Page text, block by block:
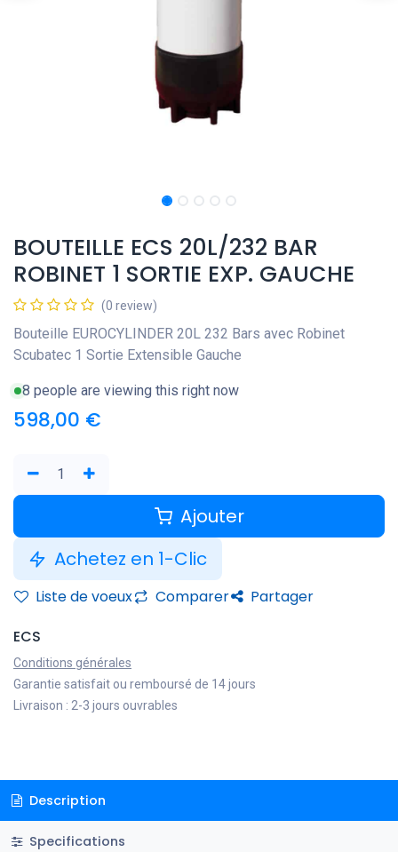
BOUTEILLE ECS 20L/232 BAR
ROBINET 1 SORTIE EXP. GAUCHE
(0 review)
Bouteille EUROCYLINDER 20L 232 Bars avec Robinet
Scubatec 1 Sortie Extensible Gauche
8 people are viewing this right now
598,00 €
Ajouter
Achetez en 1-Clic
Liste de voeux Comparer
Partager
ECS
Conditions générales
Garantie satisfait ou remboursé de 14 jours
Livraison : 2-3 jours ouvrables
Description
Specifications